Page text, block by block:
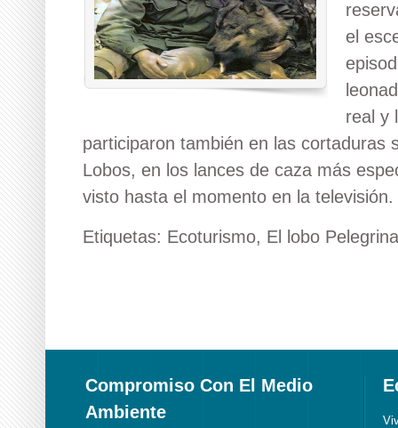
el
real y
participaron también en las cortaduras
Lobos, en los lances de caza más
visto hasta el momento en la
Etiquetas: Ecoturismo, El lobo Pelegrina
Compromiso Con El Medio
Ambiente